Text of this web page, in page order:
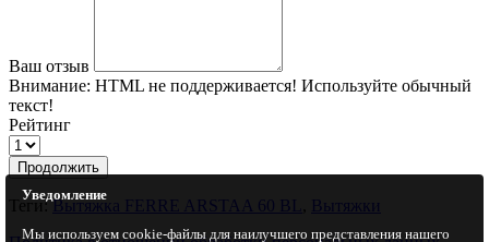
Ваш отзыв
Внимание: HTML не поддерживается! Используйте обычный
текст!
Рейтинг
Продолжить
Теги:Вытяжка FERRE ARSTAA 60 BL
Вытяжки
Уведомление
Мы используем cookie-файлы для наилучшего представления нашего